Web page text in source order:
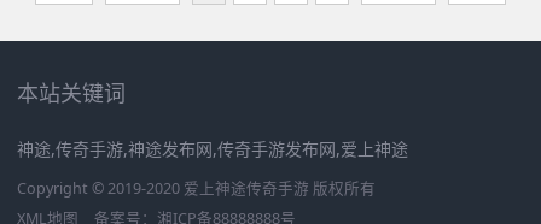
本站关键词
神途,传奇手游,神途发布网,传奇手游发布网,爱上神途
Copyright © 2019-2020 爱上神途传奇手游 版权所有
XML地图
备案号： 湘ICP备88888888号